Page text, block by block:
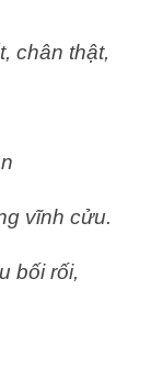
chân thật,
vĩnh cửu.
bối rối,